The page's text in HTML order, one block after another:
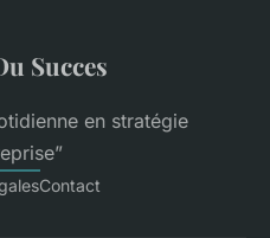
Succes
en stratégie
Contact